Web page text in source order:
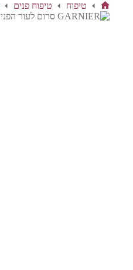
דף
טיפוח טיפוח פנים